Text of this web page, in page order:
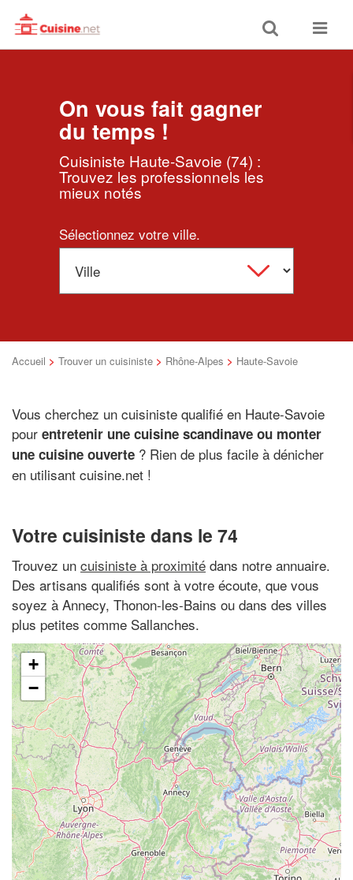
Toggle
search
Toggle
On vous fait gagner
du temps !
Cuisiniste Haute-Savoie (74) :
Trouvez les professionnels les
mieux notés
Sélectionnez votre ville.
Accueil > Trouver un cuisiniste > Rhône-Alpes > Haute-Savoie
Vous cherchez un cuisiniste qualifié en Haute-Savoie
pour entretenir une cuisine scandinave ou monter
une cuisine ouverte ? Rien de plus facile à dénicher
en utilisant cuisine.net !
Votre cuisiniste dans le 74
Trouvez un cuisiniste à proximité dans notre annuaire.
Des artisans qualifiés sont à votre écoute, que vous
soyez à Annecy, Thonon-les-Bains ou dans des villes
plus petites comme Sallanches.
+
−